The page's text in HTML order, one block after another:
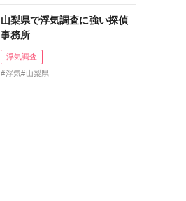
山梨県で浮気調査に強い探偵
事務所
浮気調査
浮気
山梨県